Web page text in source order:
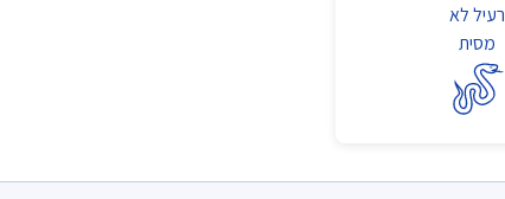
רעיל לא
מסית